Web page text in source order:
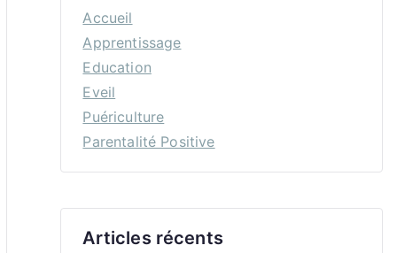
Accueil
Apprentissage
Education
Eveil
Puériculture
Parentalité Positive
Articles récents